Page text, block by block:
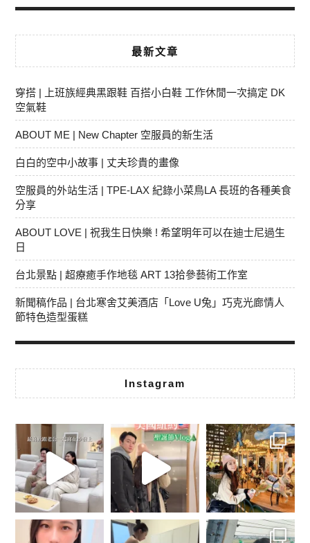
最新文章
穿搭 | 上班族經典黑跟鞋 百搭小白鞋 工作休閒一次搞定 DK
空氣鞋
ABOUT ME | New Chapter 空服員的新生活
白白的空中小故事 | 丈夫珍貴的畫像
空服員的外站生活 | TPE-LAX 紀錄小菜鳥LA 長班的各種美食
分享
ABOUT LOVE | 祝我生日快樂 ! 希望明年可以在迪士尼過生
日
台北景點 | 超療癒手作地毯 ART 13拾參藝術工作室
新聞稿作品 | 台北寒舍艾美酒店「Love U兔」巧克光廊情人
節特色造型蛋糕
Instagram